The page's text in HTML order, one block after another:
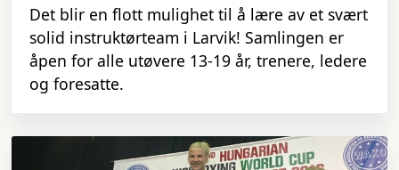
Det blir en flott mulighet til å lære av et svært
solid instruktørteam i Larvik! Samlingen er
åpen for alle utøvere 13-19 år, trenere, ledere
og foresatte.